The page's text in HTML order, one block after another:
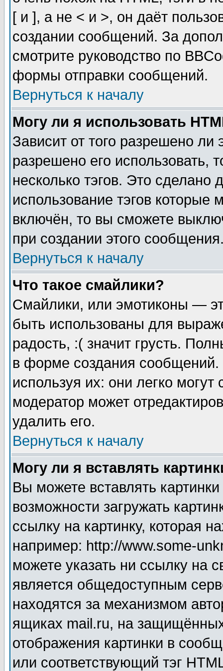
[ и ], а не < и >, он даёт
создании сообщений. За
смотрите руководство по
формы отправки сообщений.
Вернуться к началу
Могу ли я использовать
Зависит от того разрешено
разрешено его использовать,
несколько тэгов. Это сделано
использование тэгов
включён, то вы сможете
при создании этого
Вернуться к началу
Что такое смайлики?
Смайлики, или эмотиконы —
быть использованы для
радость, :( значит грусть.
в форме создания сообщений.
используя их: они легко
модератор может
удалить его.
Вернуться к началу
Могу ли я вставлять
Вы можете вставлять
возможности загружать
ссылку на картинку, которая
например: http://www.some-
можете указать ни ссылку на
является общедоступным
находятся за механизмом
ящиках mail.ru, на
отображения картинки в
или соответствующий тэг